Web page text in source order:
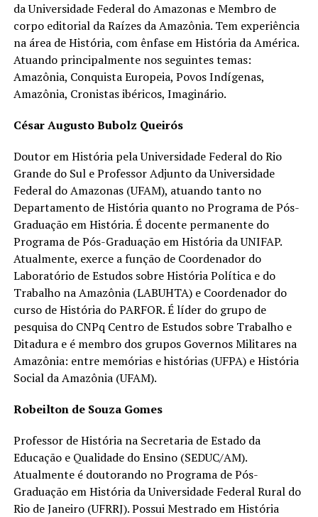
da Universidade Federal do Amazonas e Membro de
corpo editorial da Raízes da Amazônia. Tem experiência
na área de História, com ênfase em História da América.
Atuando principalmente nos seguintes temas:
Amazônia, Conquista Europeia, Povos Indígenas,
Amazônia, Cronistas ibéricos, Imaginário.
César Augusto Bubolz Queirós
Doutor em História pela Universidade Federal do Rio
Grande do Sul e Professor Adjunto da Universidade
Federal do Amazonas (UFAM), atuando tanto no
Departamento de História quanto no Programa de Pós-
Graduação em História. É docente permanente do
Programa de Pós-Graduação em História da UNIFAP.
Atualmente, exerce a função de Coordenador do
Laboratório de Estudos sobre História Política e do
Trabalho na Amazônia (LABUHTA) e Coordenador do
curso de História do PARFOR. É líder do grupo de
pesquisa do CNPq Centro de Estudos sobre Trabalho e
Ditadura e é membro dos grupos Governos Militares na
Amazônia: entre memórias e histórias (UFPA) e História
Social da Amazônia (UFAM).
Robeilton de Souza Gomes
Professor de História na Secretaria de Estado da
Educação e Qualidade do Ensino (SEDUC/AM).
Atualmente é doutorando no Programa de Pós-
Graduação em História da Universidade Federal Rural do
Rio de Janeiro (UFRRJ). Possui Mestrado em História